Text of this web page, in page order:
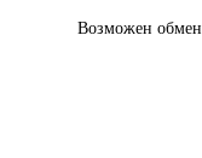
Возможен обмен